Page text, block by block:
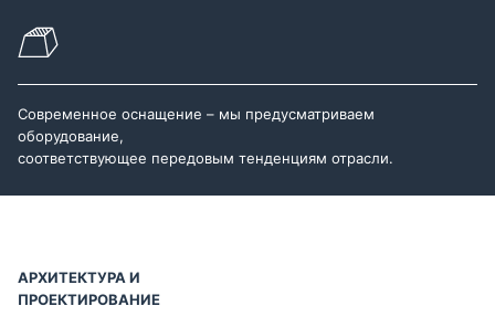
Современное оснащение – мы предусматриваем
оборудование,
соответствующее передовым тенденциям отрасли.
АРХИТЕКТУРА И
ПРОЕКТИРОВАНИЕ